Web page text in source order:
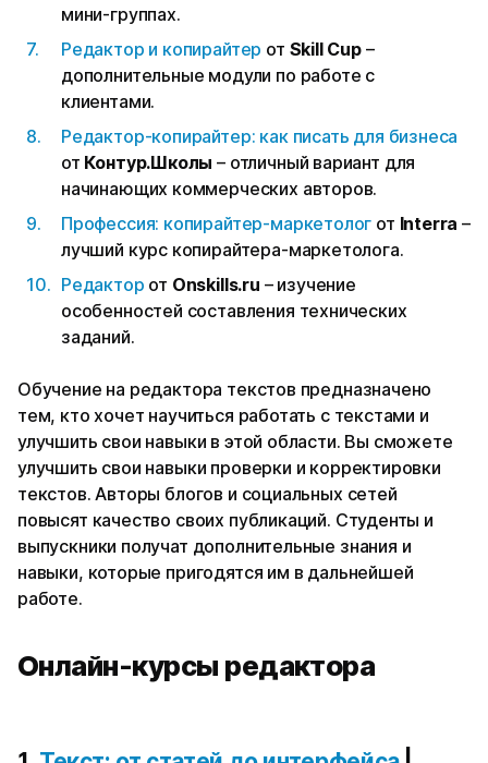
мини-группах.
Редактор и копирайтер от Skill Cup–
дополнительные модули по работе с
клиентами.
Редактор-копирайтер: как писать для бизнеса
от Контур.Школы– отличный вариант для
начинающих коммерческих авторов.
Профессия: копирайтер-маркетолог от Interra –
лучший курс копирайтера-маркетолога.
Редактор от Onskills.ru – изучение
особенностей составления технических
заданий.
Обучение на редактора текстов предназначено
тем, кто хочет научиться работать с текстами и
улучшить свои навыки в этой области. Вы сможете
улучшить свои навыки проверки и корректировки
текстов. Авторы блогов и социальных сетей
повысят качество своих публикаций. Студенты и
выпускники получат дополнительные знания и
навыки, которые пригодятся им в дальнейшей
работе.
Онлайн-курсы редактора